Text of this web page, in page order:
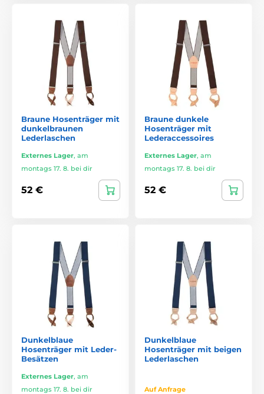
Braune Hosenträger mit
dunkelbraunen
Lederlaschen
Externes Lager, am
montags 17. 8. bei dir
52 €
Braune dunkele
Hosenträger mit
Lederaccessoires
Externes Lager, am
montags 17. 8. bei dir
52 €
Dunkelblaue
Hosenträger mit Leder-
Besätzen
Externes Lager, am
montags 17. 8. bei dir
Dunkelblaue
Hosenträger mit beigen
Lederlaschen
Auf Anfrage